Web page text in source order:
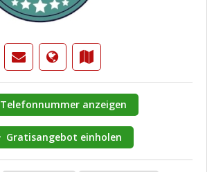
Telefonnummer anzeigen
Gratisangebot einholen